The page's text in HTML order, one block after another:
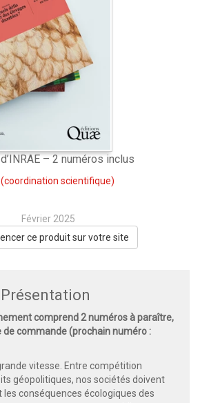
– 2 numéros inclus
(coordination scientifique)
Février 2025
ce produit sur votre site
Présentation
comprend 2 numéros à paraître,
de commande (prochain numéro :
vitesse. Entre compétition
géopolitiques, nos sociétés doivent
conséquences écologiques des